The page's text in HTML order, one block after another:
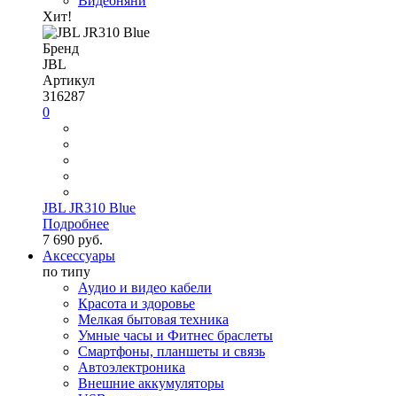
Хит!
Бренд
JBL
Артикул
316287
0
JBL JR310 Blue
Подробнее
7 690 руб.
Аксессуары
по типу
Аудио и видео кабели
Красота и здоровье
Мелкая бытовая техника
Умные часы и Фитнес браслеты
Смартфоны, планшеты и связь
Автоэлектроника
Внешние аккумуляторы